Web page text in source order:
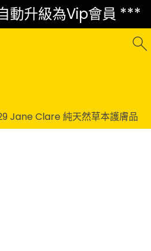
動升級為Vip會員 ***
Jane Clare 純天然草本護膚品